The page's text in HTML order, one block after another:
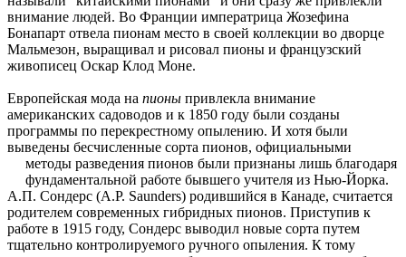
внимание людей. Во Франции императрица Жозефина
Бонапарт отвела пионам место в своей коллекции во дворце
Мальмезон, выращивал и рисовал пионы и французский
живописец Оскар Клод Моне.
Европейская мода на пионы привлекла внимание
американских садоводов и к 1850 году были созданы
программы по перекрестному опылению. И хотя были
выведены бесчисленные сорта пионов, официальными
методы разведения пионов были признаны лишь благодаря
фундаментальной работе бывшего учителя из Нью-Йорка.
А.П. Сондерс (A.P. Saunders) родившийся в Канаде, считается
родителем современных гибридных пионов. Приступив к
работе в 1915 году, Сондерс выводил новые сорта путем
тщательно контролируемого ручного опыления. К тому